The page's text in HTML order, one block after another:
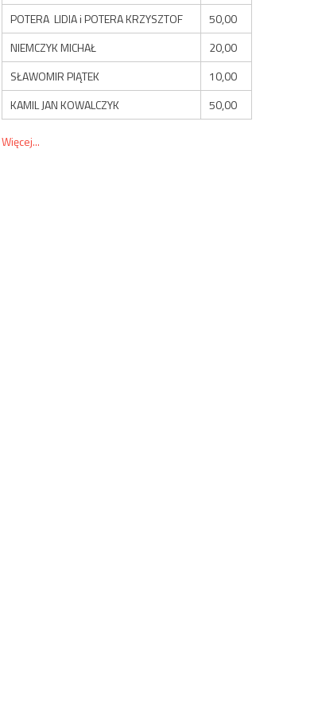
POTERA LIDIA i POTERA KRZYSZTOF
50,00
NIEMCZYK MICHAŁ
20,00
SŁAWOMIR PIĄTEK
10,00
KAMIL JAN KOWALCZYK
50,00
Więcej...